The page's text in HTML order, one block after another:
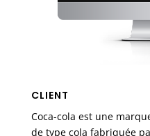
CLIENT
Coca-cola est une
de type cola fabriquée